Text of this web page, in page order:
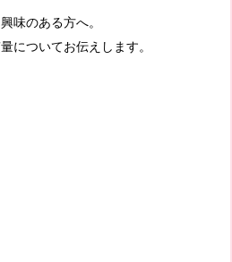
味のある方へ。
についてお伝えします。